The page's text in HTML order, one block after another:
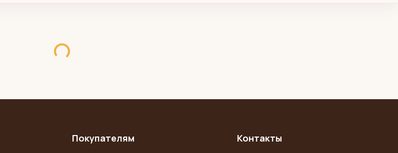
Покупателям Контакты